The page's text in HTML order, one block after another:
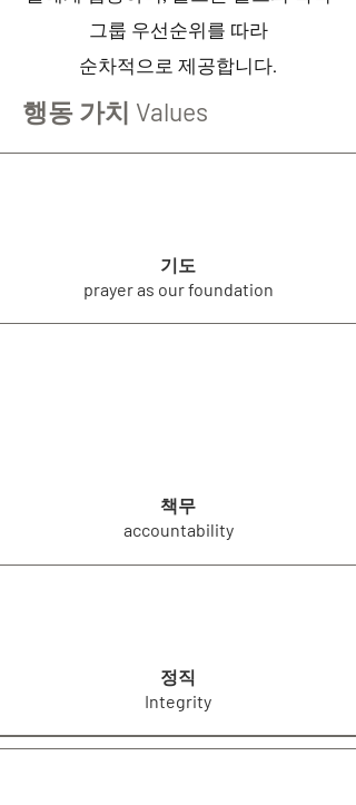
그룹 우선순위를 따라
순차적으로 제공합니다.
행동 가치 Values
기도
prayer as our foundation
책무
accountability
정직
Integrity